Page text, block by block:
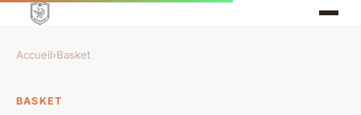
Accueil›Basket
BASKET